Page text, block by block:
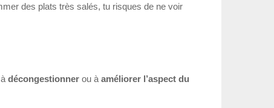
des plats très salés, tu risques de ne voir
décongestionner ou à améliorer l’aspect du